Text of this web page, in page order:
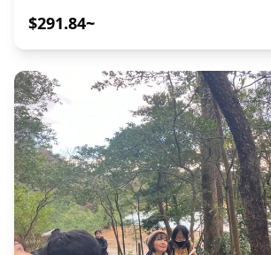
berlaku jika tempat yang Anda pilih jauh
Fukuoka. ■Waktu yang dibutuhkan 1 jam ■Titik
pertemuan Titik pertemuan akan
berdasarkan lokasi pemotretan yang
akan memberi tahu Anda titik
obrolan grup Whatsapp, jadi harap
terletak hanya 20 menit dengan kereta
(jubah putih, topi suge, dan tongkat
berjalan di jalur ziarah kuno melalui
pegunungan yang hijau, mengunjungi
dan merasakan pengalaman membaca
diakhiri dengan sesi meditasi Shingon
Henshoin, situs suci ke-62, di mana
teknik meditasi yang benar. **Termasuk:** - Pinjaman
gratis perlengkapan Ohenro (tongkat
putih, dan topi suge) - Tur dipandu
Pengalaman ziarah mengunjungi kuil-
rute 88 Kuil Sasaguri - Pengalaman
kuil Shinto - Sesi meditasi Shingon di
$291.84~